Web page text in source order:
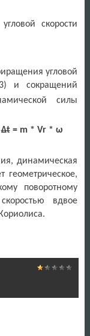
скорости
угловой
и сокращений
силы
Δt= m*Vr * ω
динамическая
поворотному
вдвое